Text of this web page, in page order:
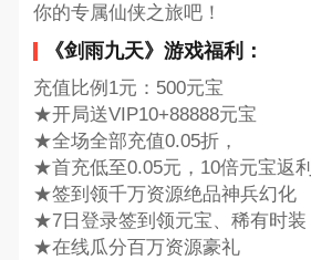
你的专属仙侠之旅吧！
《剑雨九天》游戏福利：
充值比例1元：500元宝
★开局送VIP10+88888元宝
★全场全部充值0.05折，
★首充低至0.05元，10倍元宝返利
★签到领千万资源绝品神兵幻化
★7日登录签到领元宝、稀有时装
★在线瓜分百万资源豪礼